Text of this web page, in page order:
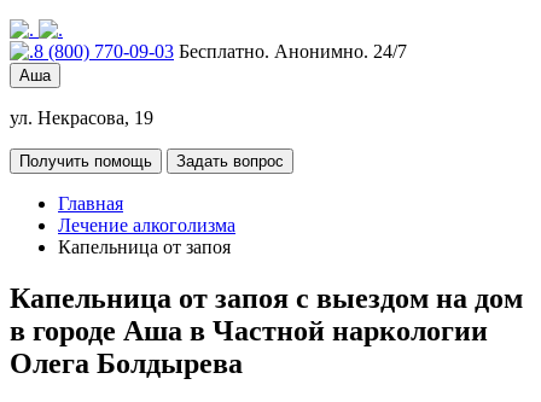
8 (800) 770-09-03 Бесплатно. Анонимно. 24/7
Аша
ул. Некрасова, 19
Получить помощь Задать вопрос
Главная
Лечение алкоголизма
Капельница от запоя
Капельница от запоя с выездом на дом
в городе Аша в Частной наркологии
Олега Болдырева